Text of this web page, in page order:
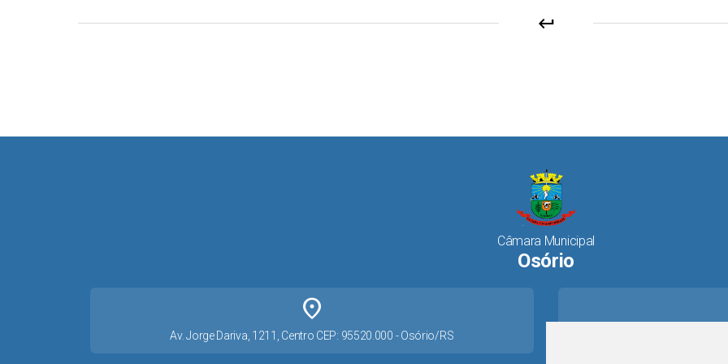
keyboard_return
Câmara Municipal
Osório
place
Av. Jorge Dariva, 1211, Centro CEP: 95520.000 - Osório/RS